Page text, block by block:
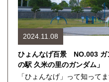
2024.11.08
ひょんなげ百景 NO.003 ガ
の駅 久米の里のガンダム」
「ひょんなげ」って知って